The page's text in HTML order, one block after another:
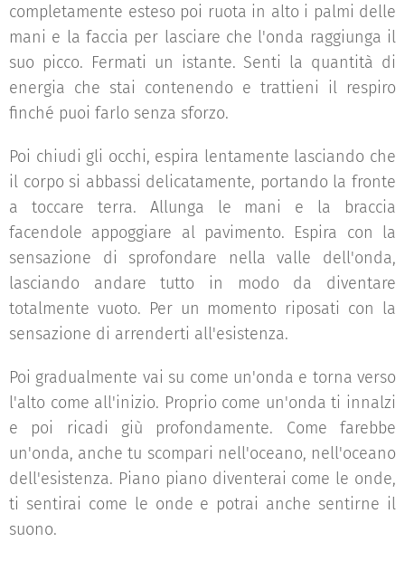
completamente esteso poi ruota in alto i palmi delle
mani e la faccia per lasciare che l'onda raggiunga il
suo picco. Fermati un istante. Senti la quantità di
energia che stai contenendo e trattieni il respiro
finché puoi farlo senza sforzo.
Poi chiudi gli occhi, espira lentamente lasciando che
il corpo si abbassi delicatamente, portando la fronte
a toccare terra. Allunga le mani e la braccia
facendole appoggiare al pavimento. Espira con la
sensazione di sprofondare nella valle dell'onda,
lasciando andare tutto in modo da diventare
totalmente vuoto. Per un momento riposati con la
sensazione di arrenderti all'esistenza.
Poi gradualmente vai su come un'onda e torna verso
l'alto come all'inizio. Proprio come un'onda ti innalzi
e poi ricadi giù profondamente. Come farebbe
un'onda, anche tu scompari nell'oceano, nell'oceano
dell'esistenza. Piano piano diventerai come le onde,
ti sentirai come le onde e potrai anche sentirne il
suono.